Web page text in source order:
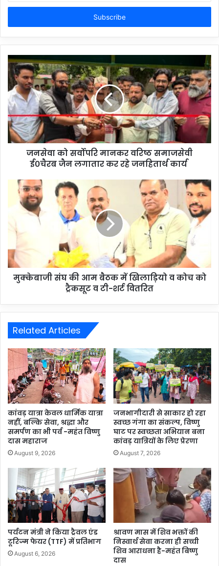
Email
जनसेवा को सर्वोपरि मानकर वरिष्ठ समाजसेवी
ई०चैरब जैन लगातार कर रहे जनहितार्थ कार्य
मुक्केबाजी संघ की आम बैठक में खिलाड़ियो व कोच को
ट्रैकसूट व टी-शर्ट वितरित
Related Articles
कांवड़ यात्रा केवल धार्मिक यात्रा
नहीं, बल्कि सेवा, श्रद्धा और
समर्पण का भी पर्व -महंत विष्णु
दास महाराज
August 9, 2026
जनभागीदारी से साकार हो रहा
स्वच्छ गंगा का संकल्प, विष्णु
घाट पर स्वच्छता अभियान बना
कांवड़ यात्रियों के लिए प्रेरणा
August 7, 2026
पर्यटन मंत्री ने किया ट्रैवल एंड
टूरिज्म फेयर (TTF) में प्रतिभाग
August 6, 2026
श्रावण मास में शिव भक्तों की
निस्वार्थ सेवा करना ही सच्ची
शिव आराधना है-महंत बिष्णु
दास